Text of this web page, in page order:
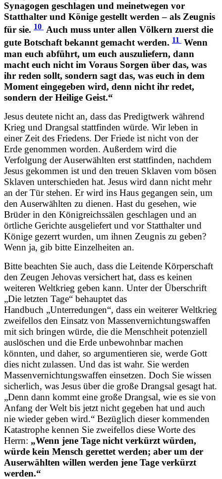
Synagogen geschlagen und meinetwegen vor
Statthalter und Könige gestellt werden – als Zeugnis
für sie. 10 Auch muss unter allen Völkern zuerst die
gute Botschaft bekannt gemacht werden. 11
Wenn
man euch abführt, um euch auszuliefern, dann
macht euch nicht im Voraus Sorgen über das, was
ihr reden sollt, sondern sagt das, was euch in dem
Moment eingegeben wird, denn nicht ihr redet,
sondern der Heilige Geist.“
Jesus deutete nicht an, dass das Predigtwerk während
Krieg und Drangsal stattfinden würde. Wir leben in
einer Zeit des Friedens. Der Friede ist nicht von der
Erde genommen worden. Außerdem wird die
Verfolgung der Auserwählten erst stattfinden, nachdem
Jesus gekommen ist und den treuen Sklaven vom bösen
Sklaven unterschieden hat. Jesus wird dann nicht mehr
an der Tür stehen. Er wird ins Haus gegangen sein, um
den Auserwählten zu dienen. Hast du gesehen, wie
Brüder in den Königreichssälen geschlagen und an
örtliche Gerichte ausgeliefert und vor Statthalter und
Könige gezerrt wurden, um ihnen Zeugnis zu geben?
Wenn ja, gib bitte Einzelheiten an.
Bitte beachten Sie auch, dass die Leitende Körperschaft
den Zeugen Jehovas versichert hat, dass es keinen
weiteren Weltkrieg geben kann. Unter der Überschrift
„Die letzten Tage“ behauptet das
Handbuch „Unterredungen“, dass ein weiterer Weltkrieg
zweifellos den Einsatz von Massenvernichtungswaffen
mit sich bringen würde, die die Menschheit potenziell
auslöschen und die Erde unbewohnbar machen
könnten, und daher, so argumentieren sie, werde Gott
dies nicht zulassen. Und das ist wahr. Sie werden
Massenvernichtungswaffen einsetzen. Doch Sie wissen
sicherlich, was Jesus über die große Drangsal gesagt hat.
„Denn dann kommt eine große Drangsal, wie es sie von
Anfang der Welt bis jetzt nicht gegeben hat und auch
nie wieder geben wird.“ Bezüglich dieser kommenden
Katastrophe kennen Sie zweifellos diese Worte des
Herrn: „Wenn jene Tage nicht verkürzt würden,
würde kein Mensch gerettet werden; aber um der
Auserwählten willen werden jene Tage verkürzt
werden.“